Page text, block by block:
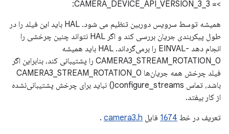
>= CAMERA_DEVICE_API_VERSION_3_3:
همیشه توسط سرویس دوربین تنظیم می شود. HAL باید این فیلد را در
طول پیکربندی جریان بررسی کند و اگر HAL نتواند چنین چرخشی را
انجام دهد -EINVAL را برمی‌گرداند. HAL باید همیشه
CAMERA3_STREAM_ROTATION_0 را پشتیبانی کند، بنابراین اگر
فیلد چرخش همه جریان‌ها CAMERA3_STREAM_ROTATION_0
باشد، تماس configure_streams() نباید برای چرخش پشتیبانی‌نشده
از کار بیفتد.
تعریف در خط 1674 فایل camera3.h
.